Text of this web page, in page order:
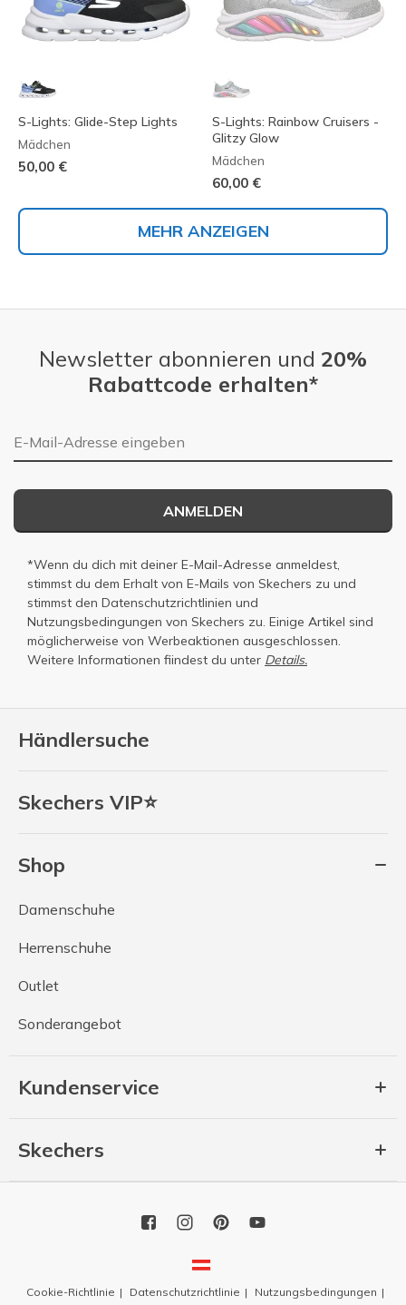
S-Lights: Glide-Step Lights
Mädchen
50,00 €
S-Lights: Rainbow Cruisers -
Glitzy Glow
Mädchen
60,00 €
MEHR ANZEIGEN
Händlersuche
Skechers VIP⭐
Shop
Damenschuhe
Herrenschuhe
Outlet
Sonderangebot
Kundenservice
Skechers
Newsletter abonnieren und 20%
Rabattcode erhalten*
E-Mail-Adresse
ANMELDEN
*Wenn du dich mit deiner E-Mail-Adresse anmeldest,
stimmst du dem Erhalt von E-Mails von Skechers zu und
stimmst den Datenschutzrichtlinien und
Nutzungsbedingungen von Skechers zu. Einige Artikel sind
möglicherweise von Werbeaktionen ausgeschlossen.
Weitere Informationen fiindest du unter Details.
Cookie-Richtlinie Datenschutzrichtlinie Nutzungsbedingungen